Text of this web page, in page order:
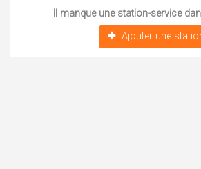
Il manque une station-service
Ajouter une